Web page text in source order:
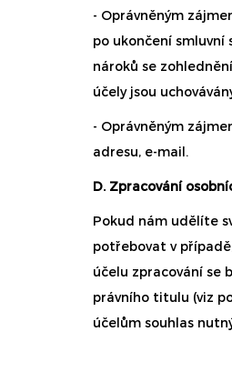
- Oprávněným
po ukončení
nároků se
účely jsou
- Oprávněným
adresu, e-mail.
D. Zpracování
Pokud nám udělíte
potřebovat v
účelu zpracování se
právního titulu (viz
účelům souhlas